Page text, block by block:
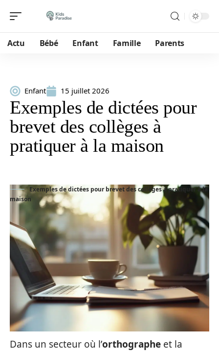
Actu Bébé Enfant Famille Parents
Enfant 15 juillet 2026
Exemples de dictées pour
brevet des collèges à
pratiquer à la maison
Exemples de dictées pour brevet des collèges à pratiquer à la
maison
Dans un secteur où l’orthographe et la